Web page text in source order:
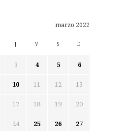
marzo 2022
J V S D
3 4 5 6
10 11 12 13
17 18 19 20
24 25 26 27